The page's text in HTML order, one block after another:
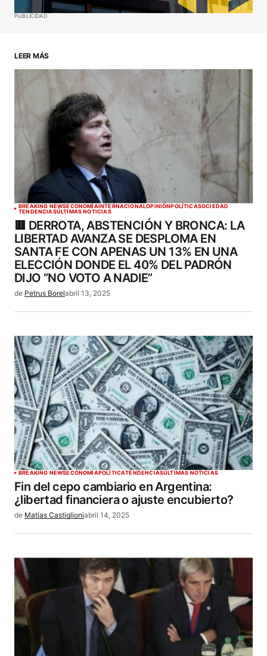
ENVIAR COMENTARIO
PUBLICIDAD
LEER MÁS
BREAKING NEWSECONOMÍAINTERNACIONALOPINIÓNPOLÍTICASOCIEDAD
TENDENCIASÚLTIMAS NOTICIAS
🟥 DERROTA, ABSTENCIÓN Y BRONCA: LA
LIBERTAD AVANZA SE DESPLOMA EN
SANTA FE CON APENAS UN 13% EN UNA
ELECCIÓN DONDE EL 40% DEL PADRÓN
DIJO “NO VOTO A NADIE”
de Petrus Borelabril 13, 2025
BREAKING NEWSECONOMÍAPOLÍTICATENDENCIASÚLTIMAS NOTICIAS
Fin del cepo cambiario en Argentina:
¿libertad financiera o ajuste encubierto?
de Matías Castiglioniabril 14, 2025